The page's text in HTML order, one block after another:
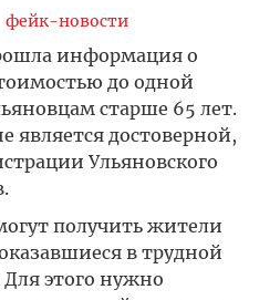
фейк-новости
информация о
до одной
старше 65 лет.
достоверной,
Ульяновского
получить жители
в трудной
этого нужно